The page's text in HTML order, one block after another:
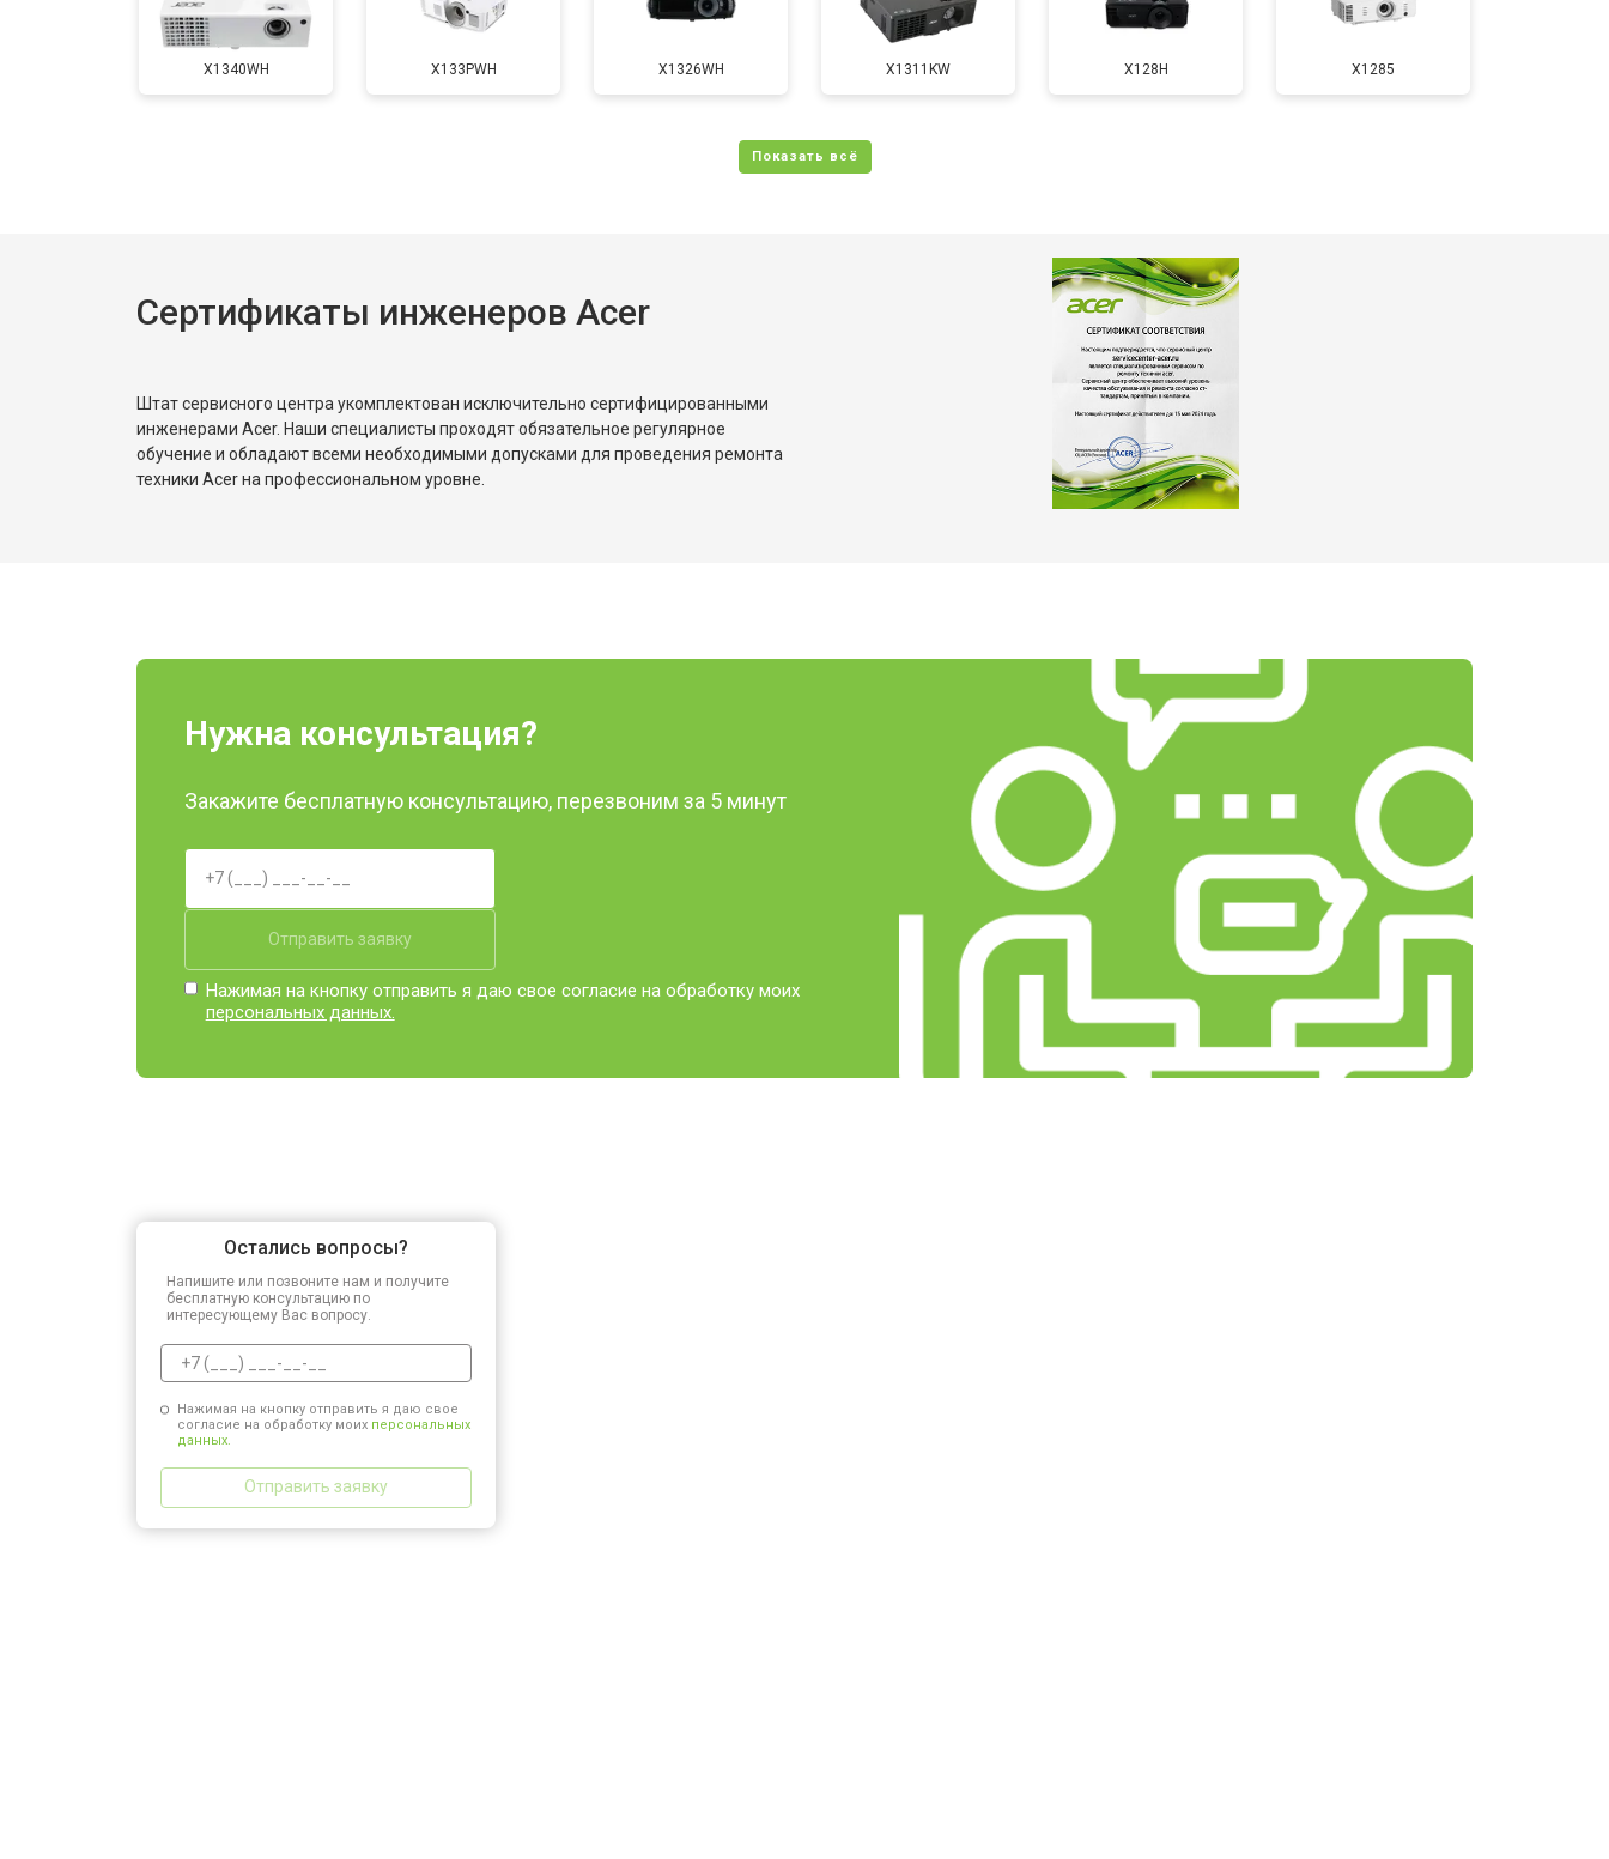
X1340WH X133PWH X1326WH X1311KW X128H X1285
Сертификаты инженеров Acer
Штат сервисного центра укомплектован исключительно сертифицированными
инженерами Acer. Наши специалисты проходят обязательное регулярное
обучение и обладают всеми необходимыми допусками для проведения ремонта
техники Acer на профессиональном уровне.
Нужна консультация?
Закажите бесплатную консультацию, перезвоним за 5 минут
Отправить заявку
Нажимая на кнопку отправить я даю свое согласие на обработку моих
персональных данных.
Остались вопросы?
Напишите или позвоните нам и получите
бесплатную консультацию по
интересующему Вас вопросу.
Нажимая на кнопку отправить я даю свое
согласие на обработку моих персональных
данных.
Отправить заявку